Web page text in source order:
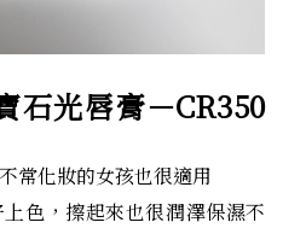
石光唇膏－CR350
常化妝的女孩也很適用
色，擦起來也很潤澤保濕不